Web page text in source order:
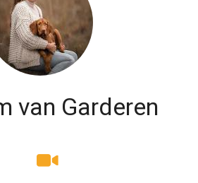
van Garderen